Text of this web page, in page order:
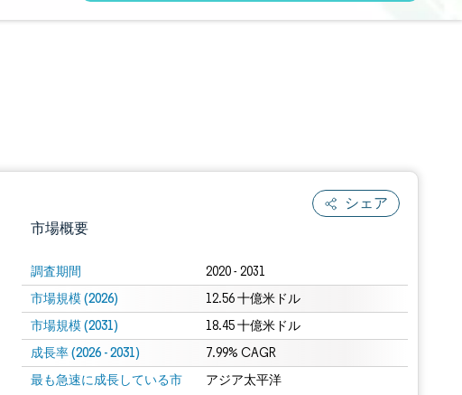
シェア
市場概要
調査期間 2020 - 2031
市場規模 (2026) 12.56 十億米ドル
市場規模 (2031) 18.45 十億米ドル
成長率 (2026 - 2031) 7.99% CAGR
最も急速に成長している市
アジア太平洋